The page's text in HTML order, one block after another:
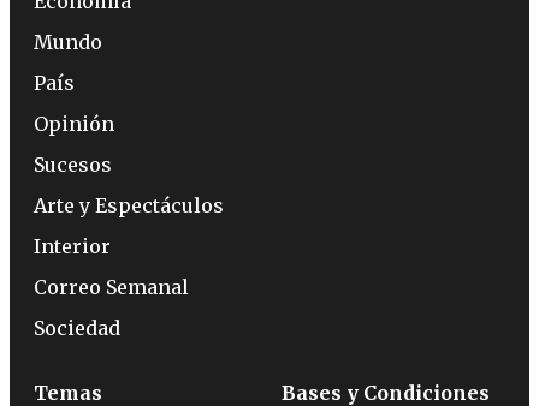
Mundo
País
Opinión
Sucesos
Arte y Espectáculos
Interior
Correo Semanal
Sociedad
Temas
Bases y Condiciones